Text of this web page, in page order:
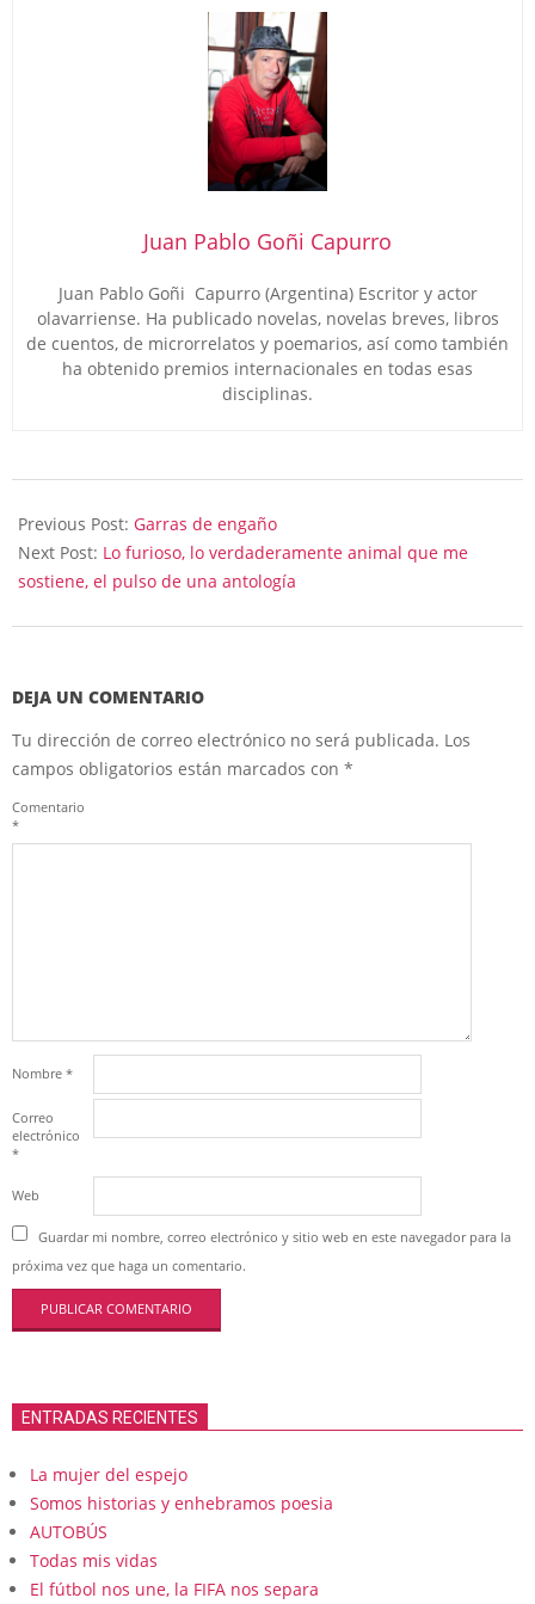
Juan Pablo Goñi Capurro
Juan Pablo Goñi Capurro (Argentina) Escritor y actor
olavarriense. Ha publicado novelas, novelas breves, libros
de cuentos, de microrrelatos y poemarios, así como también
ha obtenido premios internacionales en todas esas
disciplinas.
03-
28
Previous Post: Garras de engaño
Next Post: Lo furioso, lo verdaderamente animal que me
sostiene, el pulso de una antología
DEJA UN COMENTARIO
Tu dirección de correo electrónico no será publicada. Los
campos obligatorios están marcados con *
Comentario
*
Nombre *
Correo
electrónico
*
Web
Guardar mi nombre, correo electrónico y sitio web en este navegador para la
próxima vez que haga un comentario.
ENTRADAS RECIENTES
La mujer del espejo
Somos historias y enhebramos poesia
AUTOBÚS
Todas mis vidas
El fútbol nos une, la FIFA nos separa